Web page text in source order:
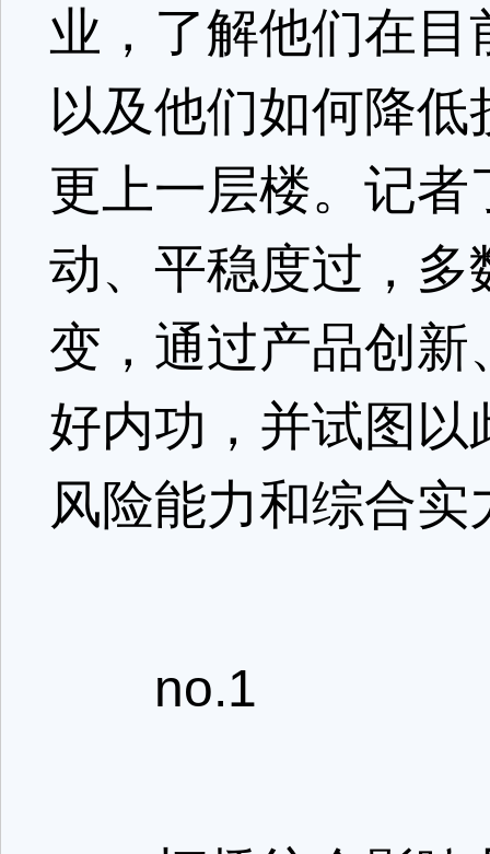
业，了解他们在
以及他们如何降
更上一层楼。记
动、平稳度过，
变，通过产品创
好内功，并试图
风险能力和综合实
no.1